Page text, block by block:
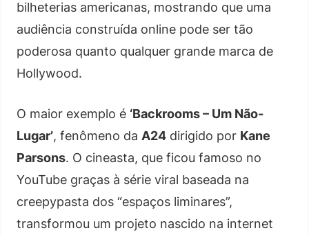
bilheterias americanas, mostrando que uma
audiência construída online pode ser tão
poderosa quanto qualquer grande marca de
Hollywood.
O maior exemplo é ‘Backrooms – Um Não-
Lugar’, fenômeno da A24 dirigido por Kane
Parsons. O cineasta, que ficou famoso no
YouTube graças à série viral baseada na
creepypasta dos “espaços liminares”,
transformou um projeto nascido na internet